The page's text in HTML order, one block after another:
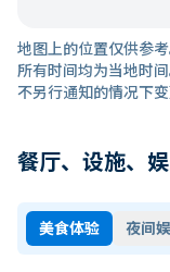
地图上的位置仅供参考
所有时间均为当地时
不另行通知的情况下变
餐厅、设施、
美食体验 夜间